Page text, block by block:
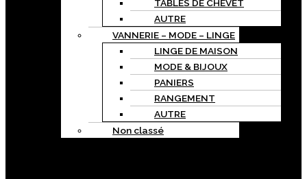
TABLES DE CHEVET
AUTRE
VANNERIE – MODE – LINGE
LINGE DE MAISON
MODE & BIJOUX
PANIERS
RANGEMENT
AUTRE
Non classé